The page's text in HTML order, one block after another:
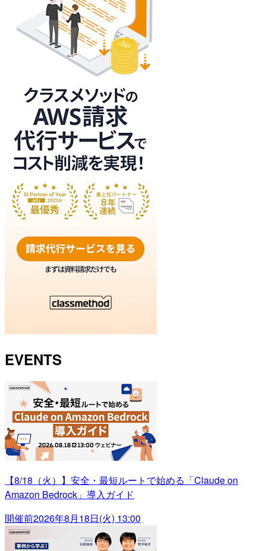
EVENTS
【8/18（火）】安全・最短ルートで始める「Claude on
Amazon Bedrock」導入ガイド
開催前2026年8月18日(火) 13:00